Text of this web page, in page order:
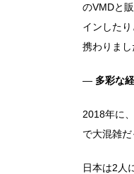
のVMDと
インした
携わりまし
― 多彩な
2018年に
で大混雑
日本は2人